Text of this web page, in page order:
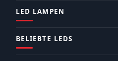
LED LAMPEN
BELIEBTE LEDS